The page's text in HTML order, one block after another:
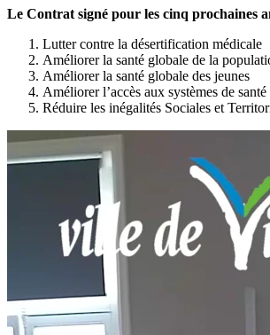
Le Contrat signé pour les cinq prochaines
Lutter contre la désertification médicale
Améliorer la santé globale de la
Améliorer la santé globale des jeunes
Améliorer l’accès aux systèmes de
Réduire les inégalités Sociales et